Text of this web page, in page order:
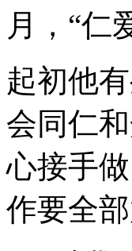
月，“仁
起初他
会同仁
心接手
作要全